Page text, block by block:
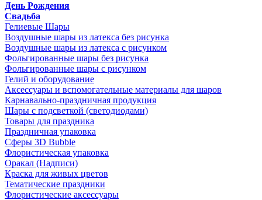
День Рождения
Свадьба
Гелиевые Шары
Воздушные шары из латекса без рисунка
Воздушные шары из латекса с рисунком
Фольгированные шары без рисунка
Фольгированные шары с рисунком
Гелий и оборудование
Аксессуары и вспомогательные материалы для шаров
Карнавально-праздничная продукция
Шары с подсветкой (светодиодами)
Товары для праздника
Праздничная упаковка
Сферы 3D Bubble
Флористическая упаковка
Оракал (Надписи)
Краска для живых цветов
Тематические праздники
Флористические аксессуары